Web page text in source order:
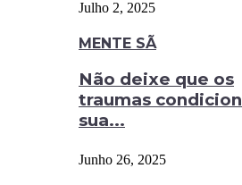
Julho 2, 2025
MENTE SÃ
Não deixe que os
traumas
sua...
Junho 26, 2025